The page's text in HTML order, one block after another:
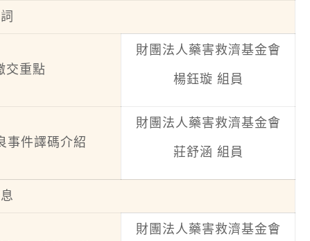
交重點
財團法人藥害救濟基金會
楊鈺璇 組員
事件譯碼介紹
財團法人藥害救濟基金會
莊舒涵 組員
財團法人藥害救濟基金會